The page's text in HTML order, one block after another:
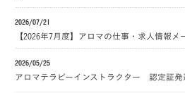
2026/07/21
【2026年7月度】アロマの仕事・求人情報メ
2026/05/25
アロマテラピーインストラクター 認定証発